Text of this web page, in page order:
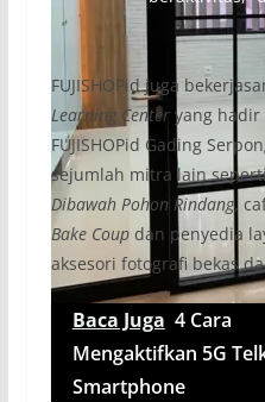
FUJISHOPid juga
Learning Centeryang hadir
FUJISHOPid Gading
sejumlah mitra lain
Dibawah Pohon Rindang,
Bake Coupdan penyedia
aksesori fotografi bekas
Baca Juga 4 Cara
Mengaktifkan 5G
Smartphone